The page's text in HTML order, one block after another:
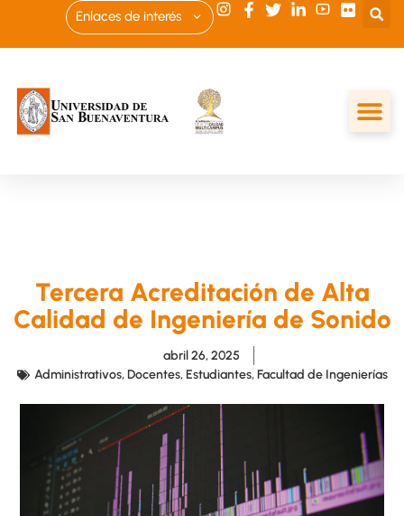
Enlaces de interés
Tercera Acreditación de Alta
Calidad de Ingeniería de Sonido
abril 26, 2025
Administrativos,Docentes,Estudiantes,Facultad de Ingenierías